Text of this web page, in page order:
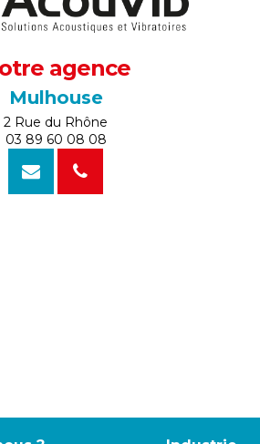
agence
Mulhouse
2 Rue du Rhône
03 89 60 08 08